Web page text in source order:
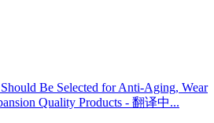
Be Selected for Anti-Aging, Wear
Quality Products - 翻译中...